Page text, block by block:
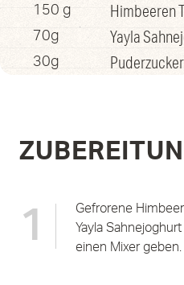
150 g Himbeeren
70g Yayla
30g Puderzucker
1
Gefrorene
Yayla
einen Mixer geben.